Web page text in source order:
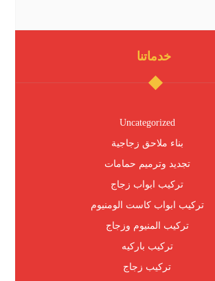
خدماتنا
Uncategorized
بناء ملاحق زجاجية
تجديد وترميم حمامات
تركيب ابواب زجاج
تركيب ابواب كاست الومنيوم
تركيب المنيوم وزجاج
تركيب باركيه
تركيب زجاج